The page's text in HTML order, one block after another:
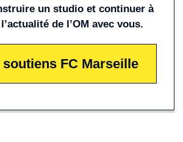
un studio et continuer à
de l’OM avec vous.
soutiens FC Marseille